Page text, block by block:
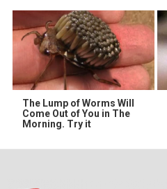
The Lump of Worms Will
Come Out of You in The
Morning. Try it